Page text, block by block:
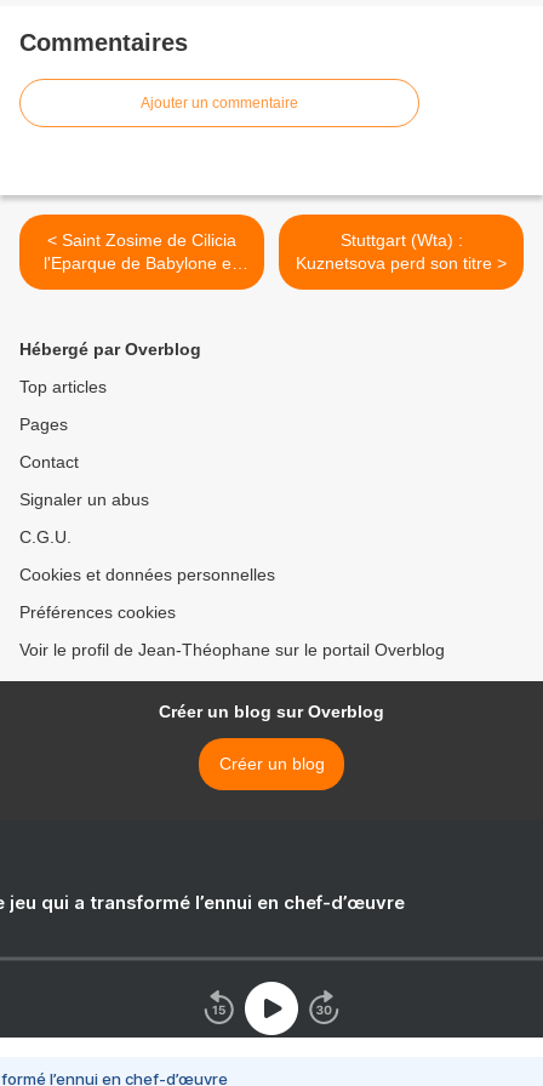
Commentaires
Ajouter un commentaire
< Saint Zosime de Cilicia
l'Eparque de Babylone en
Egypte
Stuttgart (Wta) :
Kuznetsova perd son titre >
Hébergé par Overblog
Top articles
Pages
Contact
Signaler un abus
C.G.U.
Cookies et données personnelles
Préférences cookies
Voir le profil de Jean-Théophane sur le portail Overblog
Créer un blog sur Overblog
Créer un blog
jeu qui a transformé l’ennui en chef-d’œuvre
l’ennui en chef-d’œuvre